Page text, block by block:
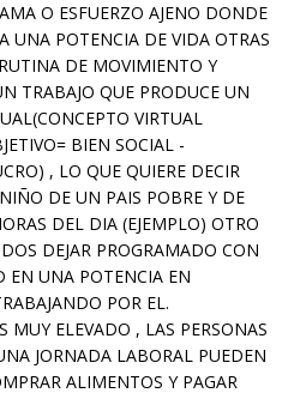
O ESFUERZO AJENO DONDE
UNA POTENCIA DE VIDA OTRAS
DE MOVIMIENTO Y
TRABAJO QUE PRODUCE UN
VIRTUAL
BIEN SOCIAL -
, LO QUE QUIERE DECIR
DE UN PAIS POBRE Y DE
DEL DIA (EJEMPLO) OTRO
DEJAR PROGRAMADO CON
EN UNA POTENCIA EN
POR EL.
MUY ELEVADO , LAS PERSONAS
JORNADA LABORAL PUEDEN
ALIMENTOS Y PAGAR